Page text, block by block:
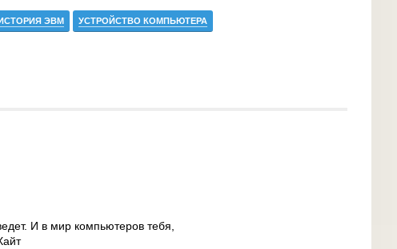
ЭВМ УСТРОЙСТВО КОМПЬЮТЕРА
И в мир компьютеров тебя,